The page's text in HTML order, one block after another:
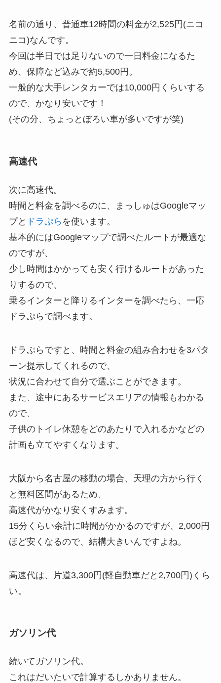
名前の通り、普通車12時間の料金が2,525円(ニコ
ニコ)なんです。
今回は半日では足りないので一日料金になるた
め、保障など込みで約5,500円。
一般的な大手レンタカーでは10,000円くらいする
ので、かなり安いです！
(その分、ちょっとぼろい車が多いですが笑)
高速代
次に高速代。
時間と料金を調べるのに、まっしゅはGoogleマッ
プと ドラぷら を使います。
基本的にはGoogleマップで調べたルートが最適な
のですが、
少し時間はかかっても安く行けるルートがあった
りするので、
乗るインターと降りるインターを調べたら、一応
ドラぷらで調べます。
ドラぷらですと、時間と料金の組み合わせを3パタ
ーン提示してくれるので、
状況に合わせて自分で選ぶことができます。
また、途中にあるサービスエリアの情報もわかる
ので、
子供のトイレ休憩をどのあたりで入れるかなどの
計画も立てやすくなります。
大阪から名古屋の移動の場合、天理の方から行く
と無料区間があるため、
高速代がかなり安くすみます。
15分くらい余計に時間がかかるのですが、2,000円
ほど安くなるので、結構大きいんですよね。
高速代は、片道3,300円(軽自動車だと2,700円)くら
い。
ガソリン代
続いてガソリン代。
これはだいたいで計算するしかありません。